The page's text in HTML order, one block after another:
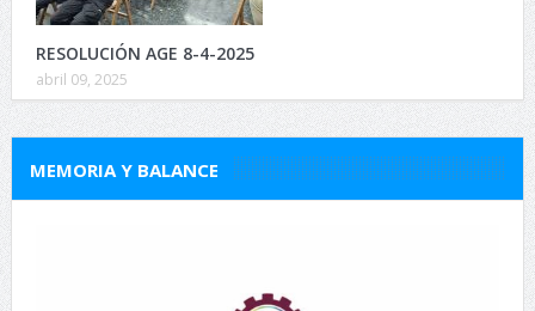
RESOLUCIÓN AGE 8-4-2025
abril 09, 2025
MEMORIA Y BALANCE